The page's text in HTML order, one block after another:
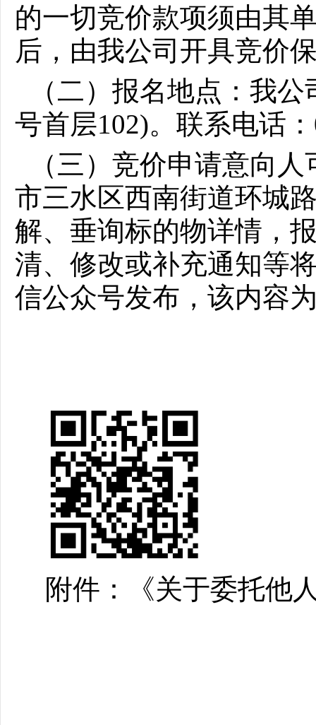
的一切竞价款项须由其
后，由我公司开具竞价
（二）报名地点：我
号首层102)。联系电话
（三）竞价申请意向
市三水区西南街道环城
解、垂询标的物详情，
清、修改或补充通知等
信公众号发布，该内容
附件：《关于委托他